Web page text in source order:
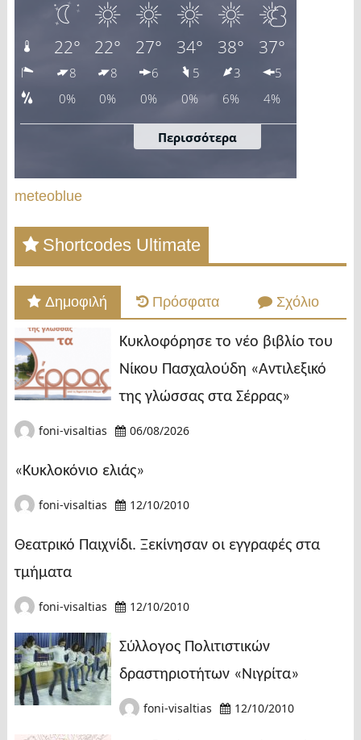
meteoblue
Shortcodes Ultimate
Δημοφιλή Πρόσφατα Σχόλιο
Κυκλοφόρησε το νέο βιβλίο του
Νίκου Πασχαλούδη «Αντιλεξικό
της γλώσσας στα Σέρρας»
foni-visaltias 06/08/2026
«Κυκλοκόνιο ελιάς»
foni-visaltias 12/10/2010
Θεατρικό Παιχνίδι. Ξεκίνησαν οι εγγραφές στα
τμήματα
foni-visaltias 12/10/2010
Σύλλογος Πολιτιστικών
δραστηριοτήτων «Νιγρίτα»
foni-visaltias 12/10/2010